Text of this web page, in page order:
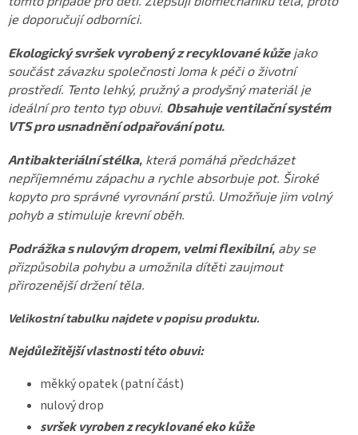
je doporučují odborníci.
Ekologický svršek vyrobený z recyklované kůžejako
součást závazku společnosti Joma k péči o životní
prostředí. Tento lehký, pružný a prodyšný materiál je
ideální pro tento typ obuvi. Obsahuje ventilační systém
VTS pro usnadnění odpařování potu.
Antibakteriální stélka, která pomáhá předcházet
nepříjemnému zápachu a rychle absorbuje pot. Široké
kopyto pro správné vyrovnání prstů. Umožňuje jim volný
pohyb a stimuluje krevní oběh.
Podrážka s nulovým dropem, velmi flexibilní, aby se
přizpůsobila pohybu a umožnila dítěti zaujmout
přirozenější držení těla.
Velikostní tabulku najdete v popisu produktu.
Nejdůležitější vlastnosti této obuvi:
měkký opatek (patní část)
nulový drop
svršek vyroben z recyklované eko kůže